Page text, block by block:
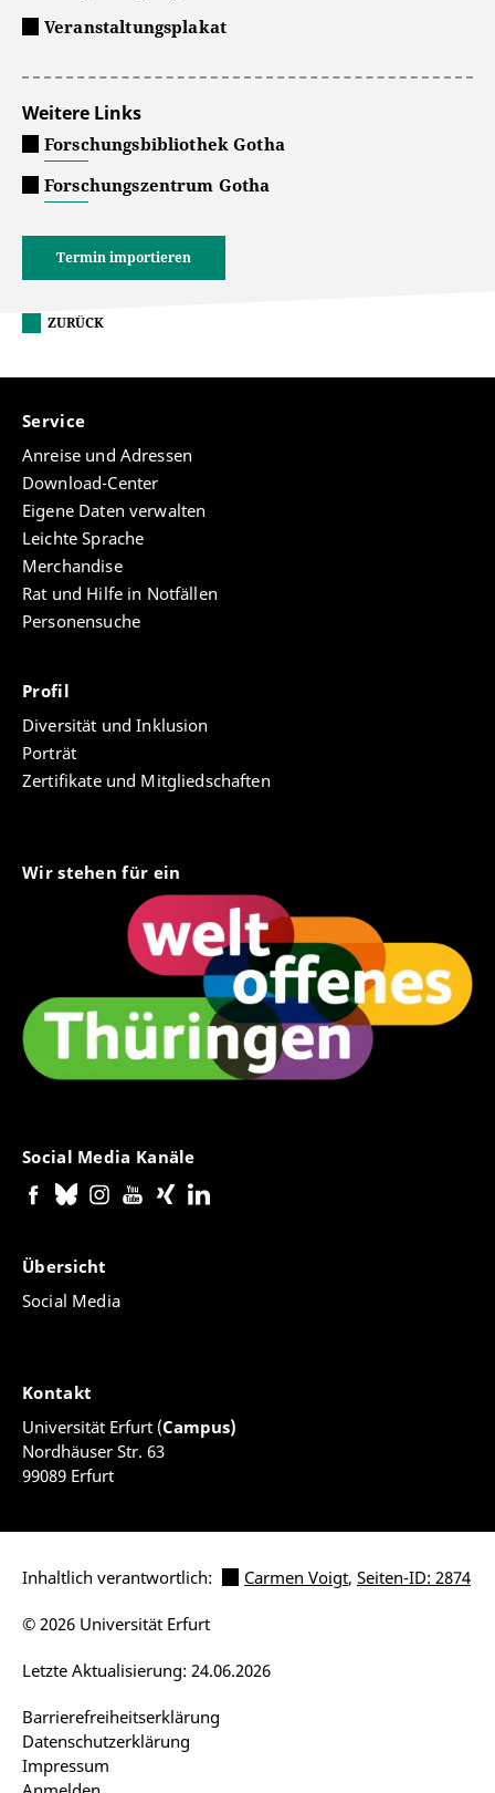
Veranstaltungsplakat
Weitere Links
Forschungsbibliothek Gotha
Forschungszentrum Gotha
Termin importieren
ZURÜCK
Service
Anreise und Adressen
Download-Center
Eigene Daten verwalten
Leichte Sprache
Merchandise
Rat und Hilfe in Notfällen
Personensuche
Profil
Diversität und Inklusion
Porträt
Zertifikate und Mitgliedschaften
Wir stehen für ein
Social Media Kanäle
Übersicht
Social Media
Kontakt
Universität Erfurt (Campus)
Nordhäuser Str. 63
99089 Erfurt
Inhaltlich verantwortlich: Carmen Voigt, Seiten-ID: 2874
Barrierefreiheitserklärung
Datenschutzerklärung
Impressum
Letzte Aktualisierung: 24.06.2026
© 2026 Universität Erfurt